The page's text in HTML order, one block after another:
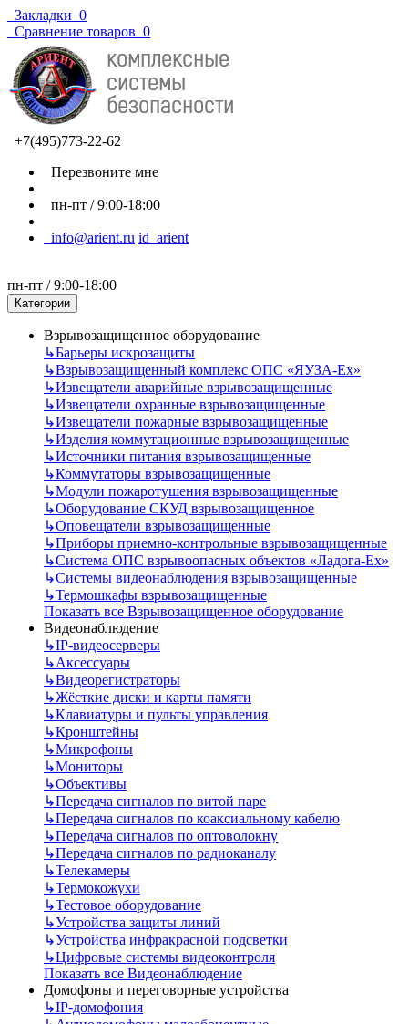
Закладки 0
Сравнение товаров 0
+7(495)773-22-62
Перезвоните мне
пн-пт / 9:00-18:00
info@arient.ru id_arient
пн-пт / 9:00-18:00
Категории
Взрывозащищенное оборудование
↳Барьеры искрозащиты
↳Взрывозащищенный комплекс ОПС «ЯУЗА-Ех»
↳Извещатели аварийные взрывозащищенные
↳Извещатели охранные взрывозащищенные
↳Извещатели пожарные взрывозащищенные
↳Изделия коммутационные взрывозащищенные
↳Источники питания взрывозащищенные
↳Коммутаторы взрывозащищенные
↳Модули пожаротушения взрывозащищенные
↳Оборудование СКУД взрывозащищенное
↳Оповещатели взрывозащищенные
↳Приборы приемно-контрольные взрывозащищенные
↳Система ОПС взрывоопасных объектов «Ладога-Ex»
↳Системы видеонаблюдения взрывозащищенные
↳Термошкафы взрывозащищенные
Показать все Взрывозащищенное оборудование
Видеонаблюдение
↳IP-видеосерверы
↳Аксессуары
↳Видеорегистраторы
↳Жёсткие диски и карты памяти
↳Клавиатуры и пульты управления
↳Кронштейны
↳Микрофоны
↳Мониторы
↳Объективы
↳Передача сигналов по витой паре
↳Передача сигналов по коаксиальному кабелю
↳Передача сигналов по оптоволокну
↳Передача сигналов по радиоканалу
↳Телекамеры
↳Термокожухи
↳Тестовое оборудование
↳Устройства защиты линий
↳Устройства инфракрасной подсветки
↳Цифровые системы видеоконтроля
Показать все Видеонаблюдение
Домофоны и переговорные устройства
↳IP-домофония